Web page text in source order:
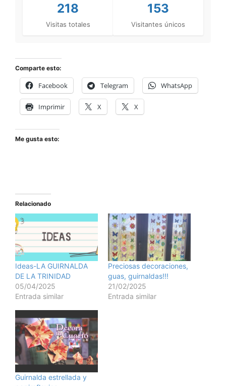
218
Visitas totales
153
Visitantes únicos
Comparte esto:
Facebook Telegram WhatsApp
Imprimir X X
Me gusta esto:
Relacionado
Ideas-LA GUIRNALDA
DE LA TRINIDAD
05/04/2025
Entrada similar
Preciosas decoraciones,
guas, guirnaldas!!!
21/02/2025
Entrada similar
Guirnalda estrellada y